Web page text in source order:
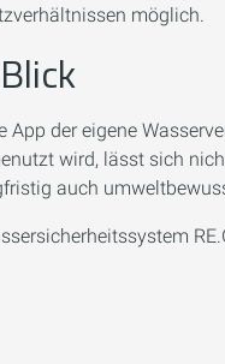
möglich.
App der eigene
wird, lässt sich
auch